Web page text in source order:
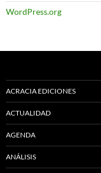
WordPress.org
ACRACIA EDICIONES
ACTUALIDAD
AGENDA
ANÁLISIS